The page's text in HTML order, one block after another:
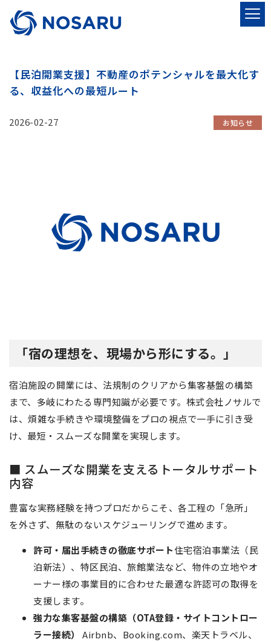
【民泊開業支援】不動産のポテンシャルを最大化す
る、収益化への最短ルート
2026-02-27 お知らせ
「宿の理想を、現場から形にする。」
宿泊施設の開業には、法規制のクリアから集客基盤の構築
まで、多岐にわたる専門知識が必要です。株式会社ノサルで
は、煩雑な手続きや環境整備をプロの視点で一手に引き受
け、最短・スムーズな開業を実現します。
■ スムーズな開業を支えるトータルサポート
内容
豊富な実務経験を持つプロだからこそ、各工程の「急所」
を外さず、無駄のないスケジューリングで進めます。
許可・届出手続きの徹底サポート住宅宿泊事業法（民
泊新法）、特区民泊、旅館業法など、物件の立地やオ
ーナー様の事業目的に合わせた最適な許認可の取得を
支援します。
強力な集客基盤の構築（OTA登録・サイトコントロー
ラー接続）
Airbnb、Booking.com、楽天トラベル、